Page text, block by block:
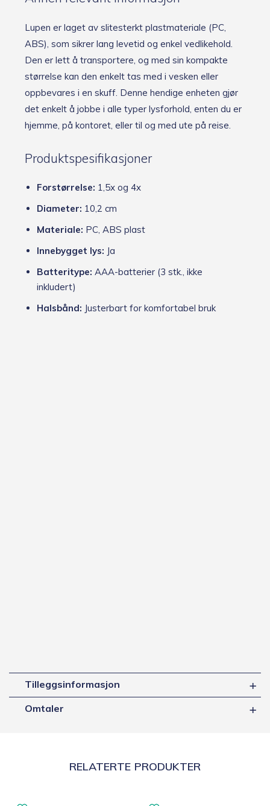
Lupen er laget av slitesterkt plastmateriale (PC,
ABS), som sikrer lang levetid og enkel vedlikehold.
Den er lett å transportere, og med sin kompakte
størrelse kan den enkelt tas med i vesken eller
oppbevares i en skuff. Denne hendige enheten gjør
det enkelt å jobbe i alle typer lysforhold, enten du er
hjemme, på kontoret, eller til og med ute på reise.
Produktspesifikasjoner
Forstørrelse: 1,5x og 4x
Diameter: 10,2 cm
Materiale: PC, ABS plast
Innebygget lys: Ja
Batteritype: AAA-batterier (3 stk., ikke
inkludert)
Halsbånd: Justerbart for komfortabel bruk
Tilleggsinformasjon
Omtaler
RELATERTE PRODUKTER